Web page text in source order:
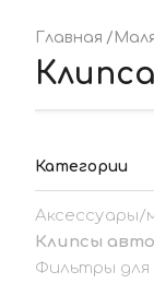
Главная
Категории
Аксессуары/
Клипсы
Фильтры для